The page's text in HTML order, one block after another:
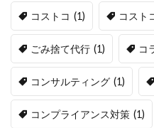
コストコ (1) コスト
ごみ捨て代行 (1) コ
コンサルティング (1)
コンプライアンス対策 (1)